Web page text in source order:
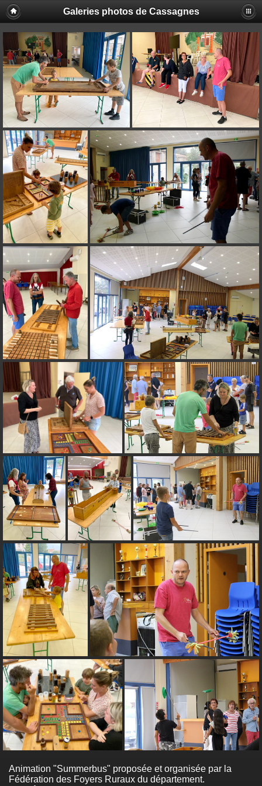
Galeries photos de Cassagnes
Animation "Summerbus" proposée et organisée par la
Fédération des Foyers Ruraux du département.